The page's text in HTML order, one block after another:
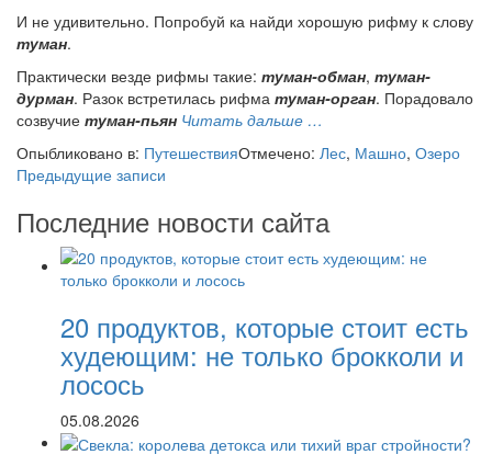
И не удивительно. Попробуй ка найди хорошую рифму к слову
туман.
Практически везде рифмы такие: туман-обман, туман-
дурман. Разок встретилась рифма туман-орган. Порадовало
созвучие туман-пьян Читать дальше
Туман
…
Опыбликовано в: ПутешествияОтмечено: Лес, Машно, Озеро
Навигация
по
записям
Предыдущие записи
Последние новости сайта
20 продуктов, которые стоит есть
худеющим: не только брокколи и
лосось
05.08.2026